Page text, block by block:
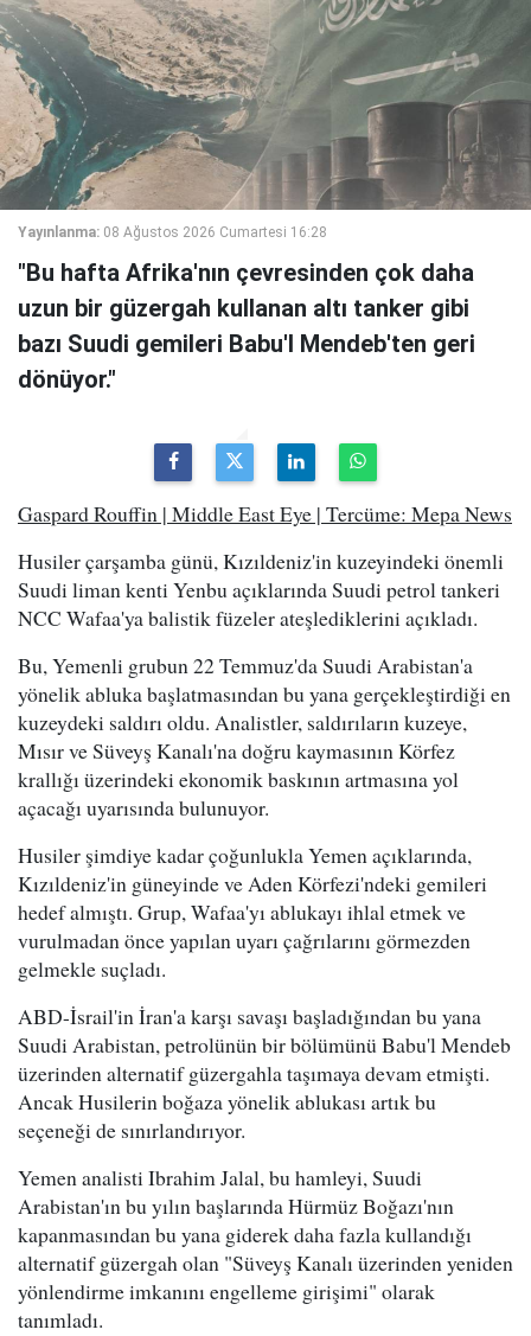
Yayınlanma: 08 Ağustos 2026 Cumartesi 16:28
"Bu hafta Afrika'nın çevresinden çok daha
uzun bir güzergah kullanan altı tanker gibi
bazı Suudi gemileri Babu'l Mendeb'ten geri
dönüyor."
Gaspard Rouffin | Middle East Eye | Tercüme: Mepa News
Husiler çarşamba günü, Kızıldeniz'in kuzeyindeki önemli
Suudi liman kenti Yenbu açıklarında Suudi petrol tankeri
NCC Wafaa'ya balistik füzeler ateşlediklerini açıkladı.
Bu, Yemenli grubun 22 Temmuz'da Suudi Arabistan'a
yönelik abluka başlatmasından bu yana gerçekleştirdiği en
kuzeydeki saldırı oldu. Analistler, saldırıların kuzeye,
Mısır ve Süveyş Kanalı'na doğru kaymasının Körfez
krallığı üzerindeki ekonomik baskının artmasına yol
açacağı uyarısında bulunuyor.
Husiler şimdiye kadar çoğunlukla Yemen açıklarında,
Kızıldeniz'in güneyinde ve Aden Körfezi'ndeki gemileri
hedef almıştı. Grup, Wafaa'yı ablukayı ihlal etmek ve
vurulmadan önce yapılan uyarı çağrılarını görmezden
gelmekle suçladı.
ABD-İsrail'in İran'a karşı savaşı başladığından bu yana
Suudi Arabistan, petrolünün bir bölümünü Babu'l Mendeb
üzerinden alternatif güzergahla taşımaya devam etmişti.
Ancak Husilerin boğaza yönelik ablukası artık bu
seçeneği de sınırlandırıyor.
Yemen analisti Ibrahim Jalal, bu hamleyi, Suudi
Arabistan'ın bu yılın başlarında Hürmüz Boğazı'nın
kapanmasından bu yana giderek daha fazla kullandığı
alternatif güzergah olan "Süveyş Kanalı üzerinden yeniden
yönlendirme imkanını engelleme girişimi" olarak
tanımladı.